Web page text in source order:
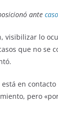
ante
visibilizar lo
que no se
en
pero